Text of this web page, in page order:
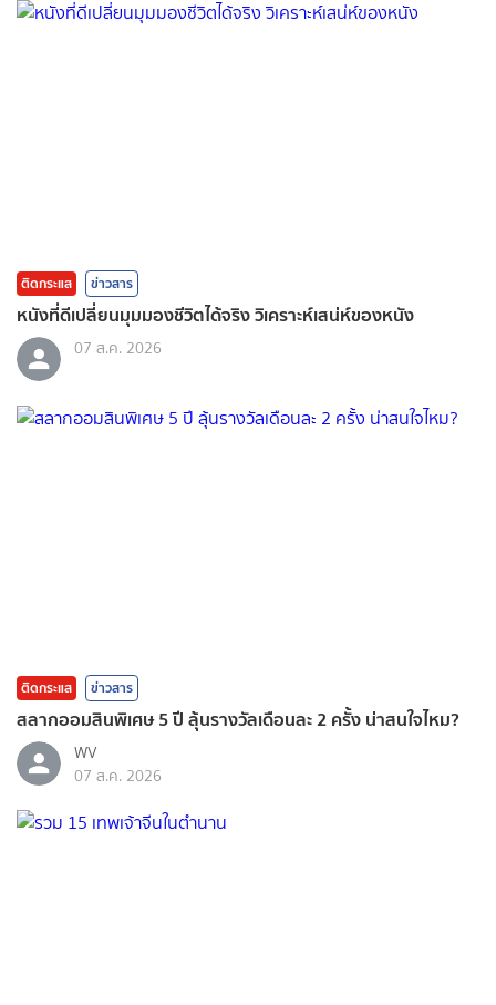
ติดกระแส ข่าวสาร
หนังที่ดีเปลี่ยนมุมมองชีวิตได้จริง วิเคราะห์เสน่ห์ของหนัง
07 ส.ค. 2026
ติดกระแส ข่าวสาร
สลากออมสินพิเศษ 5 ปี ลุ้นรางวัลเดือนละ 2 ครั้ง น่าสนใจไหม?
WV
07 ส.ค. 2026